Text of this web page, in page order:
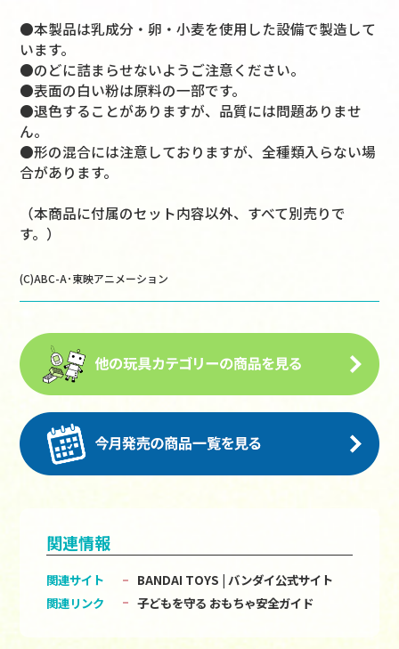
●本製品は乳成分・卵・小麦を使用した設備で製造して
います。
●のどに詰まらせないようご注意ください。
●表面の白い粉は原料の一部です。
●退色することがありますが、品質には問題ありませ
ん。
●形の混合には注意しておりますが、全種類入らない場
合があります。
（本商品に付属のセット内容以外、すべて別売りで
す。）
(C)ABC-A･東映アニメーション
関連情報
関連サイト
BANDAI TOYS | バンダイ公式サイト
関連リンク
子どもを守る おもちゃ安全ガイド